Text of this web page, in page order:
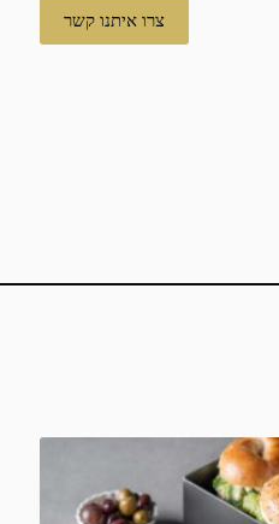
צרו איתנו קשר